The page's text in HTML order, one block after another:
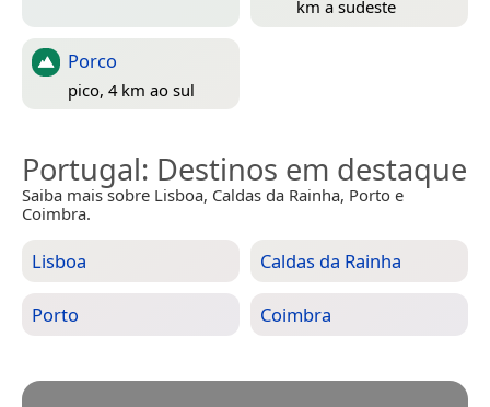
km a sudeste
Porco
pico, 4 km ao sul
Portugal: Destinos em destaque
Saiba mais sobre Lisboa, Caldas da Rainha, Porto e
Coimbra.
Lisboa Caldas da Rainha
Porto Coimbra